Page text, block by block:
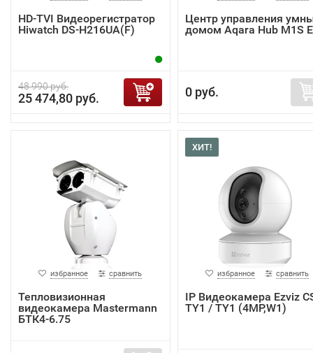
HD-TVI Видеорегистратор
Hiwatch DS-H216UA(F)
48 990 руб.
25 474,80 руб.
Центр управления
домом Aqara Hub M1S
0 руб.
избранное сравнить
Тепловизионная
видеокамера Mastermann
БТК4-6.75
ХИТ!
избранное сравнить
IP Видеокамера Ezviz
TY1 / TY1 (4MP,W1)